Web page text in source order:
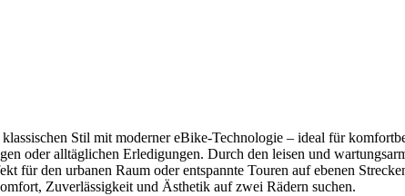
Stil mit moderner eBike-Technologie – ideal für
oder alltäglichen Erledigungen. Durch den leisen und
für den urbanen Raum oder entspannte Touren auf ebenen
Zuverlässigkeit und Ästhetik auf zwei Rädern suchen.